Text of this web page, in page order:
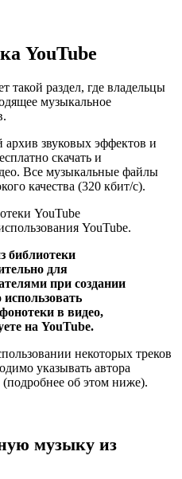
YouTube
такой раздел, где владельцы
музыкальное
звуковых эффектов и
скачать и
Все музыкальные файлы
качества (320 кбит/с).
YouTube
YouTube.
библиотеки
для
при создании
в видео,
на YouTube.
некоторых треков
указывать автора
об этом ниже).
музыку из